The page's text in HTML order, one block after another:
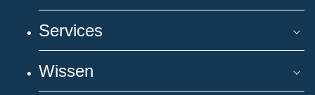
Services
Wissen